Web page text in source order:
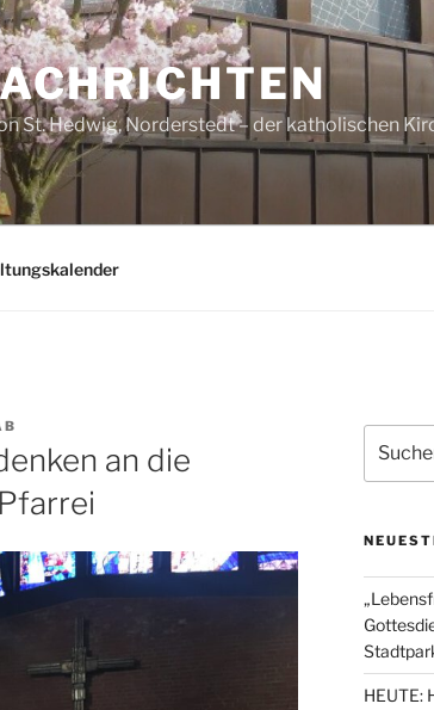
St. Hedwig, Norderstedt – der katholischen
an die
nach:
HEUTE: